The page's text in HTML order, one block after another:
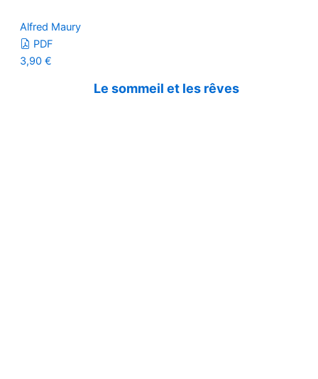
Alfred Maury
PDF
3,90 €
Le sommeil et les rêves